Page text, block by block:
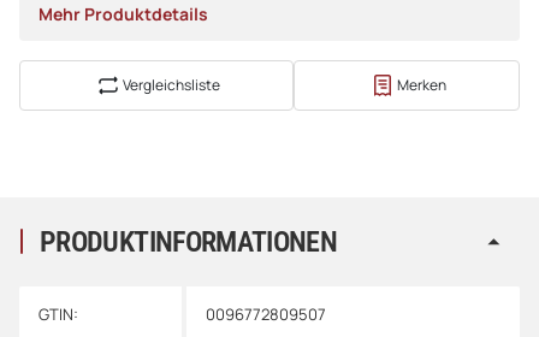
Mehr Produktdetails
Vergleichsliste Merken
PRODUKTINFORMATIONEN
GTIN: 0096772809507